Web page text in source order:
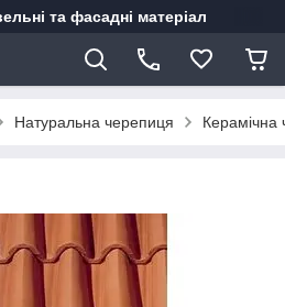
та фасадні матеріал
Натуральна черепиця